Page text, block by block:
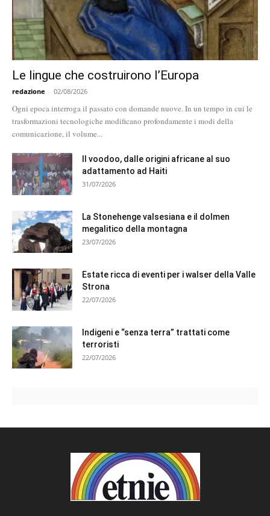
Le lingue che costruirono l’Europa
redazione - 02/08/2026
Ogni epoca interroga il passato con domande nuove. In un tempo in cui le
trasformazioni tecnologiche modificano profondamente i modi della
comunicazione, il volume...
Il voodoo, dalle origini africane al suo
adattamento ad Haiti
31/07/2026
La Stonehenge valsesiana e il dolmen
megalitico della montagna
23/07/2026
Estate ricca di eventi per i walser della Valle
Strona
22/07/2026
Indigeni e “senza terra” trattati come
terroristi
22/07/2026